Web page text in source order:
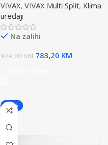
Unutrašnja Jedinica
VIVAX, VIVAX Multi Split, Klima
uređaji
Na zalihi
979,00KM 783,20 KM
-20%